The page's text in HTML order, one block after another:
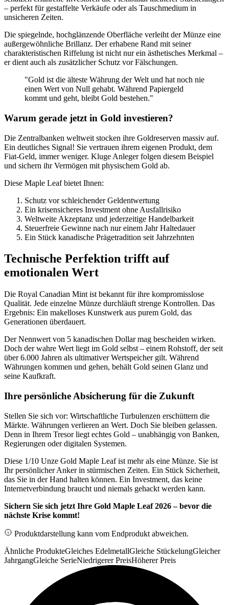
– perfekt für gestaffelte Verkäufe oder als Tauschmedium in
unsicheren Zeiten.
Die spiegelnde, hochglänzende Oberfläche verleiht der Münze eine
außergewöhnliche Brillanz. Der erhabene Rand mit seiner
charakteristischen Riffelung ist nicht nur ein ästhetisches Merkmal –
er dient auch als zusätzlicher Schutz vor Fälschungen.
"Gold ist die älteste Währung der Welt und hat noch nie
einen Wert von Null gehabt. Während Papiergeld
kommt und geht, bleibt Gold bestehen."
Warum gerade jetzt in Gold investieren?
Die Zentralbanken weltweit stocken ihre Goldreserven massiv auf.
Ein deutliches Signal! Sie vertrauen ihrem eigenen Produkt, dem
Fiat-Geld, immer weniger. Kluge Anleger folgen diesem Beispiel
und sichern ihr Vermögen mit physischem Gold ab.
Diese Maple Leaf bietet Ihnen:
Schutz vor schleichender Geldentwertung
Ein krisensicheres Investment ohne Ausfallrisiko
Weltweite Akzeptanz und jederzeitige Handelbarkeit
Steuerfreie Gewinne nach nur einem Jahr Haltedauer
Ein Stück kanadische Prägetradition seit Jahrzehnten
Technische Perfektion trifft auf
emotionalen Wert
Die Royal Canadian Mint ist bekannt für ihre kompromisslose
Qualität. Jede einzelne Münze durchläuft strenge Kontrollen. Das
Ergebnis: Ein makelloses Kunstwerk aus purem Gold, das
Generationen überdauert.
Der Nennwert von 5 kanadischen Dollar mag bescheiden wirken.
Doch der wahre Wert liegt im Gold selbst – einem Rohstoff, der seit
über 6.000 Jahren als ultimativer Wertspeicher gilt. Während
Währungen kommen und gehen, behält Gold seinen Glanz und
seine Kaufkraft.
Ihre persönliche Absicherung für die Zukunft
Stellen Sie sich vor: Wirtschaftliche Turbulenzen erschüttern die
Märkte. Währungen verlieren an Wert. Doch Sie bleiben gelassen.
Denn in Ihrem Tresor liegt echtes Gold – unabhängig von Banken,
Regierungen oder digitalen Systemen.
Diese 1/10 Unze Gold Maple Leaf ist mehr als eine Münze. Sie ist
Ihr persönlicher Anker in stürmischen Zeiten. Ein Stück Sicherheit,
das Sie in der Hand halten können. Ein Investment, das keine
Internetverbindung braucht und niemals gehackt werden kann.
Sichern Sie sich jetzt Ihre Gold Maple Leaf 2026 – bevor die
nächste Krise kommt!
Produktdarstellung kann vom Endprodukt abweichen.
Ähnliche ProdukteGleiches EdelmetallGleiche StückelungGleicher
JahrgangGleiche SerieNiedrigerer PreisHöherer Preis